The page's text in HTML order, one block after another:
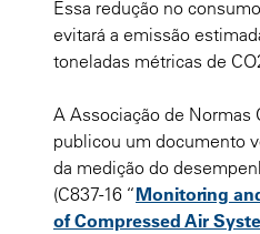
Essa redução no
evitará a emissão
toneladas métricas de
A Associação de Normas
publicou um documento
da medição do
(C837-16 “Monitoring
of Compressed Air